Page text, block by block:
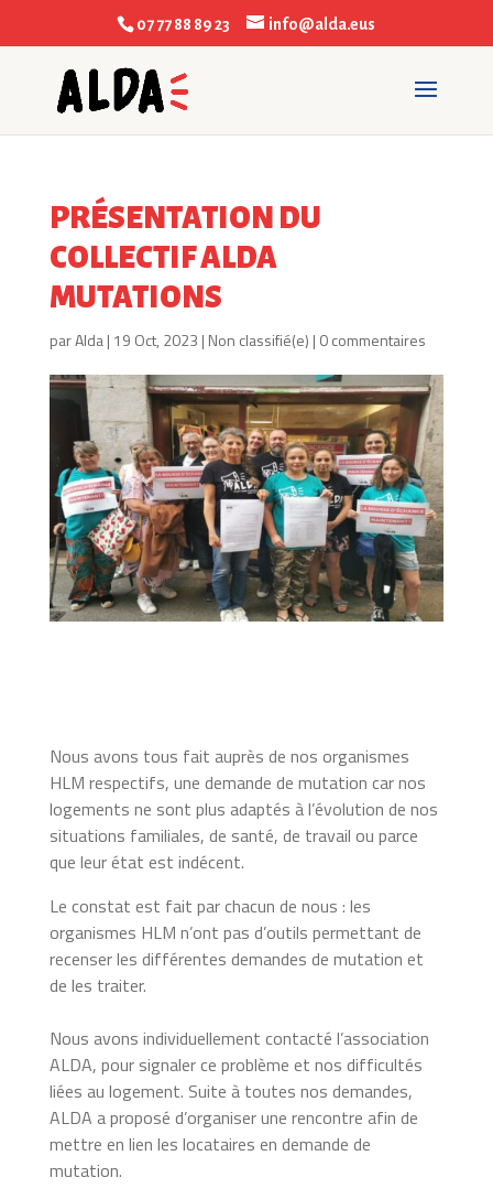
07 77 88 89 23 info@alda.eus
PRÉSENTATION DU
COLLECTIF ALDA
MUTATIONS
parAlda| 19 Oct, 2023 | Non classifié(e) | 0 commentaires
Nous avons tous fait auprès de nos organismes
HLM respectifs, une demande de mutation car nos
logements ne sont plus adaptés à l’évolution de nos
situations familiales, de santé, de travail ou parce
que leur état est indécent.
Le constat est fait par chacun de nous : les
organismes HLM n’ont pas d’outils permettant de
recenser les différentes demandes de mutation et
de les traiter.
Nous avons individuellement contacté l’association
ALDA, pour signaler ce problème et nos difficultés
liées au logement. Suite à toutes nos demandes,
ALDA a proposé d’organiser une rencontre afin de
mettre en lien les locataires en demande de
mutation.